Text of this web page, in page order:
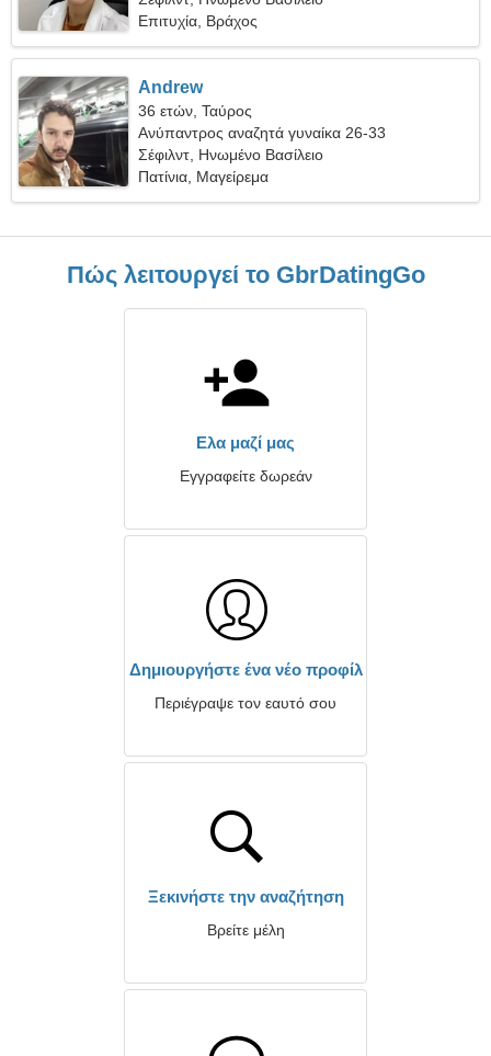
Επιτυχία, Βράχος
Andrew
36 ετών, Ταύρος
Ανύπαντρος αναζητά γυναίκα 26-33
Σέφιλντ, Ηνωμένο Βασίλειο
Πατίνια, Μαγείρεμα
Πώς λειτουργεί το GbrDatingGo
Ελα μαζί μας
Εγγραφείτε δωρεάν
Δημιουργήστε ένα νέο προφίλ
Περιέγραψε τον εαυτό σου
Ξεκινήστε την αναζήτηση
Βρείτε μέλη